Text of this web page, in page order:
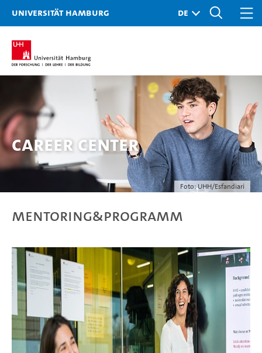
Universität Hamburg
Foto: UHH/Esfandiari
Career Center
Mentoring&programm